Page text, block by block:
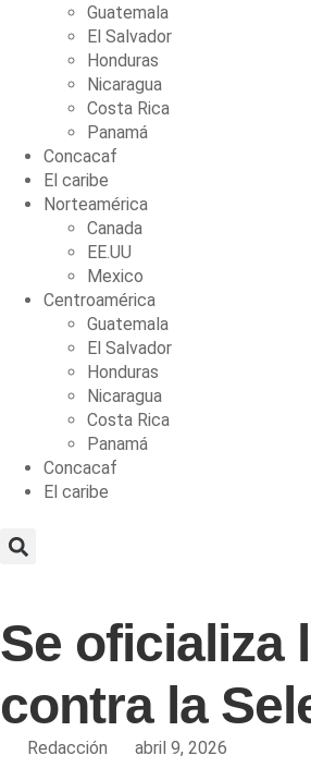
Guatemala
El Salvador
Honduras
Nicaragua
Costa Rica
Panamá
Concacaf
El caribe
Norteamérica
Canada
EE.UU
Mexico
Centroamérica
Guatemala
El Salvador
Honduras
Nicaragua
Costa Rica
Panamá
Concacaf
El caribe
Se oficializa
contra la
Redacción abril 9, 2026